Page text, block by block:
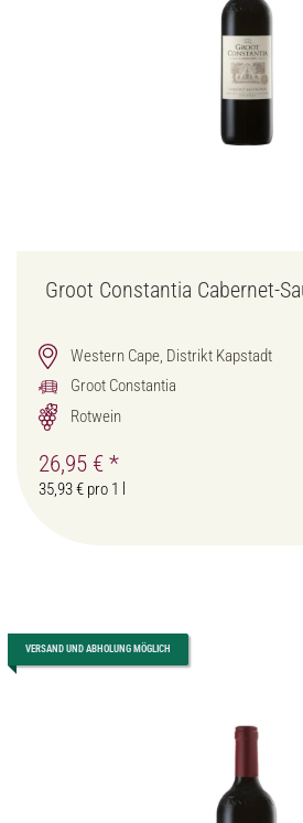
Groot Constantia Cabernet-
Western Cape, Distrikt Kapstadt
Groot Constantia
Rotwein
26,95 € *
35,93 € pro 1 l
VERSAND UND ABHOLUNG MÖGLICH